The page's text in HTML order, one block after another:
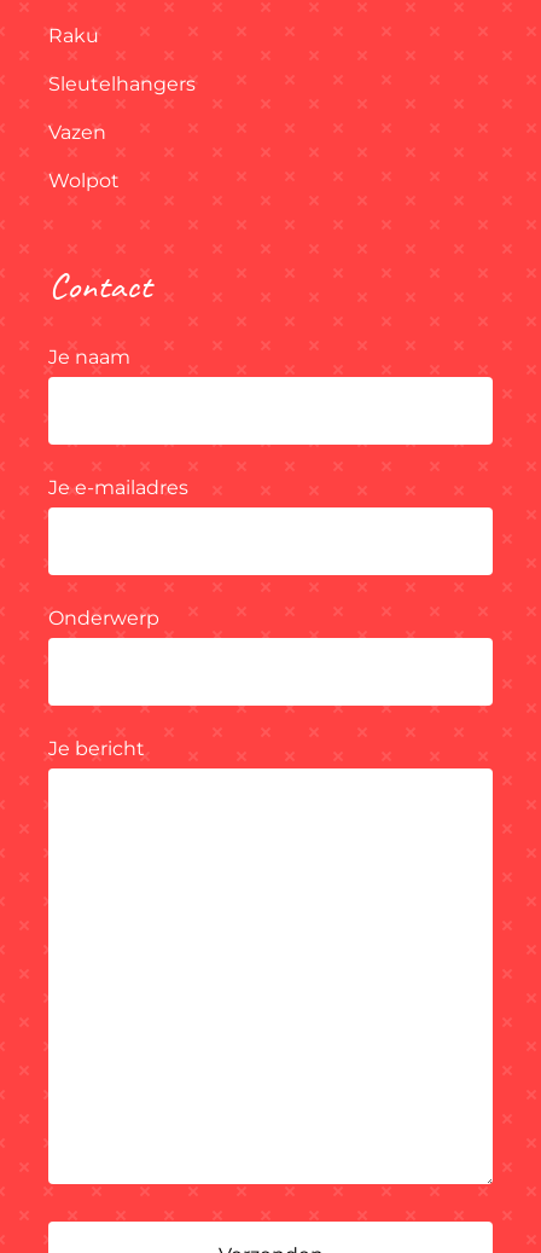
Raku
Sleutelhangers
Vazen
Wolpot
Contact
Je naam
Je e-mailadres
Onderwerp
Je bericht